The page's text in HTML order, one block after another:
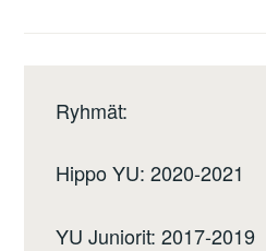
Ryhmät:
Hippo YU: 2020-2021
YU Juniorit: 2017-2019